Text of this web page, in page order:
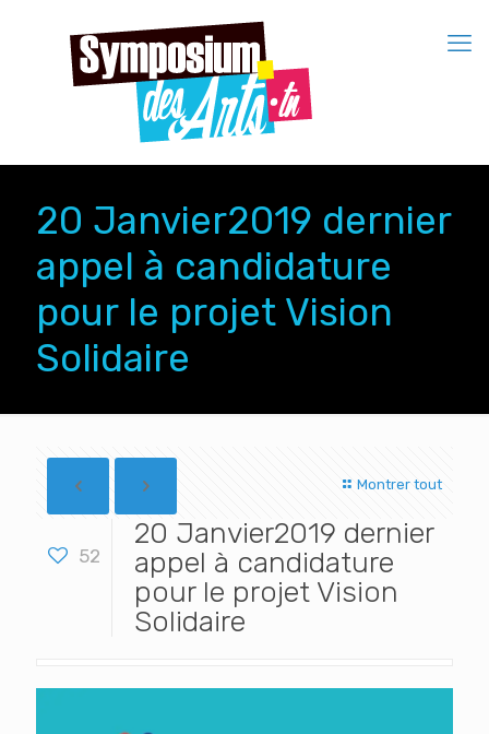
20 Janvier2019 dernier
appel à candidature
pour le projet Vision
Solidaire
Montrer tout
52
20 Janvier2019 dernier
appel à candidature
pour le projet Vision
Solidaire